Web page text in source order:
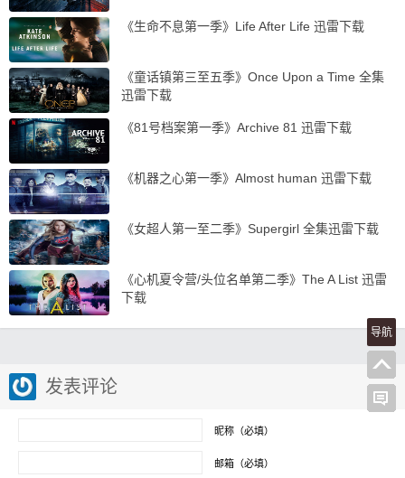
《生命不息第一季》Life After Life 迅雷下载
《童话镇第三至五季》Once Upon a Time 全集
迅雷下载
《81号档案第一季》Archive 81 迅雷下载
《机器之心第一季》Almost human 迅雷下载
《女超人第一至二季》Supergirl 全集迅雷下载
《心机夏令营/头位名单第二季》The A List 迅雷
下载
发表评论
昵称（必填）
邮箱（必填）
导航